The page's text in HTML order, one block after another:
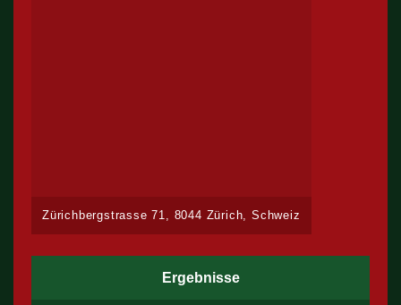
Zürichbergstrasse 71, 8044 Zürich, Schweiz
Ergebnisse